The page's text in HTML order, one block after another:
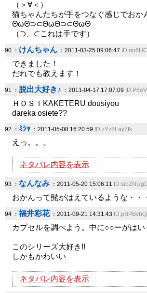
（＞∀＜）
猫ちゃんたちが手をつなぐ感じでおか
ΘωΘ⊃⊂ΘωΘ⊃⊂ΘωΘ
（⊃、⊂これは手です）
90 ： けんちゃん ：2011-03-25 09:06:47
できました！
だれでも教えます！
91 ： 脱出大好き♪ ：2011-04-17 17:07:09
ＨＯＳＩKAKETERU dousiyou
dareka osiete??
92 ： ﾐｼｬ ：2011-05-08 16:20:59 ID:zYz8Lay7fk
えっ。。。
ネタバレ内容を表示
93 ： なんなみ ：2011-05-20 15:06:11
おかんって髭がはえているような・・
94 ： 福井彩花：2011-09-21 14:31:43
カプセルを調べよう。中に○○ーがはい
このシリーズ大好き!!
しかもかわいい
ネタバレ内容を表示